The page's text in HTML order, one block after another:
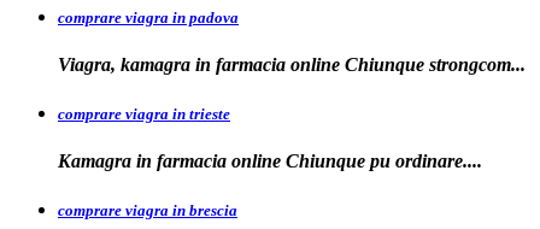
comprare viagra in padova
Viagra, kamagra in farmacia online Chiunque strongcom...
comprare viagra in trieste
Kamagra in farmacia online Chiunque pu ordinare....
comprare viagra in brescia